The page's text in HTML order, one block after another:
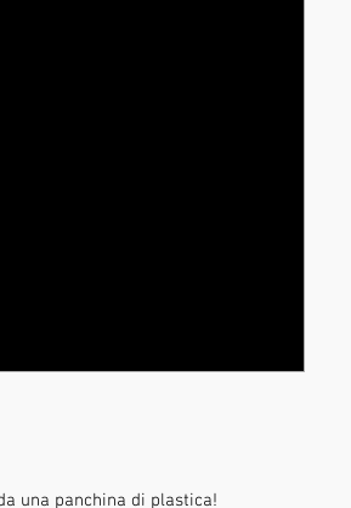
una panchina di plastica!